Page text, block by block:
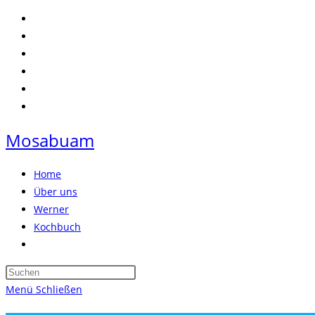
Zum
Inhalt
springen
Mosabuam
Home
Über uns
Werner
Kochbuch
umschalten
Press
Menü Schließen